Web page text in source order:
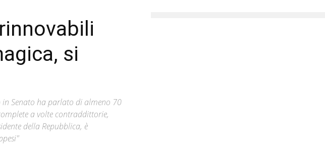
si
in Senato ha parlato di almeno 70
a volte contraddittorie,
della Repubblica, è